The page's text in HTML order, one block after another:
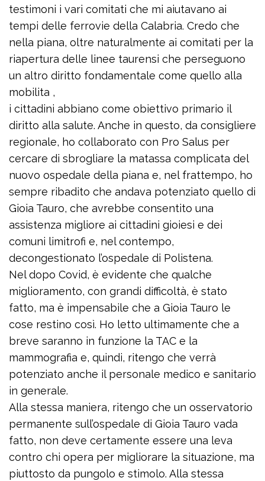
testimoni i vari comitati che mi aiutavano ai
tempi delle ferrovie della Calabria. Credo che
nella piana, oltre naturalmente ai comitati per la
riapertura delle linee taurensi che perseguono
un altro diritto fondamentale come quello alla
mobilita ,
i cittadini abbiano come obiettivo primario il
diritto alla salute. Anche in questo, da consigliere
regionale, ho collaborato con Pro Salus per
cercare di sbrogliare la matassa complicata del
nuovo ospedale della piana e, nel frattempo, ho
sempre ribadito che andava potenziato quello di
Gioia Tauro, che avrebbe consentito una
assistenza migliore ai cittadini gioiesi e dei
comuni limitrofi e, nel contempo,
decongestionato l’ospedale di Polistena.
Nel dopo Covid, è evidente che qualche
miglioramento, con grandi difficoltà, è stato
fatto, ma è impensabile che a Gioia Tauro le
cose restino così. Ho letto ultimamente che a
breve saranno in funzione la TAC e la
mammografia e, quindi, ritengo che verrà
potenziato anche il personale medico e sanitario
in generale.
Alla stessa maniera, ritengo che un osservatorio
permanente sull’ospedale di Gioia Tauro vada
fatto, non deve certamente essere una leva
contro chi opera per migliorare la situazione, ma
piuttosto da pungolo e stimolo. Alla stessa